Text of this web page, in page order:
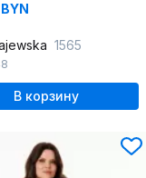
1565
В корзину